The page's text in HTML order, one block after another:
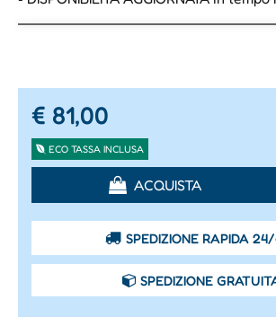
€ 81,00
ECO TASSA INCLUSA
ACQUISTA
SPEDIZIONE RAPIDA
SPEDIZIONE